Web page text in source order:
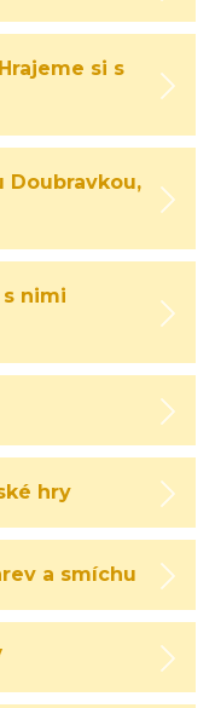
si s
Doubravkou,
nimi
hry
a smíchu